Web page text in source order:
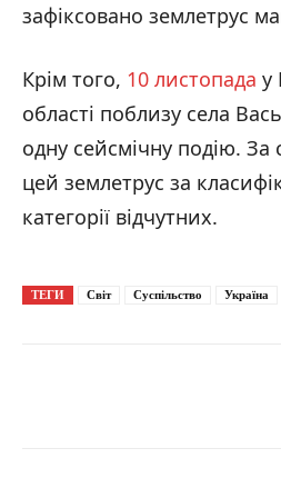
зафіксовано землетрус
Крім того, 10 листопада у
області поблизу села
одну сейсмічну подію. За
цей землетрус за
категорії відчутних.
ТЕГИ Світ Суспільство Україна